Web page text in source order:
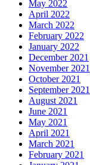
May 2022
April 2022
March 2022
February 2022
January 2022
December 2021
November 2021
October 2021
September 2021
August 2021
June 2021
May 2021
April 2021
March 2021
February 2021